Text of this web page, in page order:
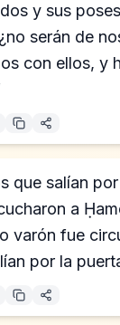
y sus
serán de
con ellos, y
que salían
a
varón fue
por la